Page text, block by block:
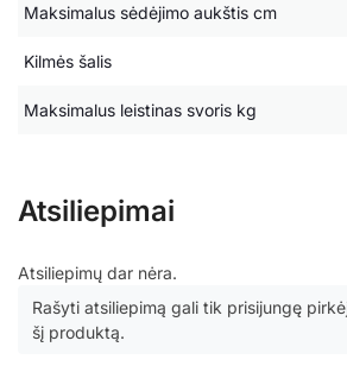
Maksimalus sėdėjimo aukštis cm
Kilmės šalis
Maksimalus leistinas svoris kg
Atsiliepimai
Atsiliepimų dar nėra.
Rašyti atsiliepimą gali tik prisijungę
šį produktą.